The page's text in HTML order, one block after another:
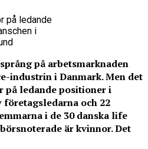
på ledande
i
på arbetsmarknaden
industrin i Danmark. Men det
på ledande positioner i
företagsledarna och 22
i de 30 danska life
är kvinnor. Det